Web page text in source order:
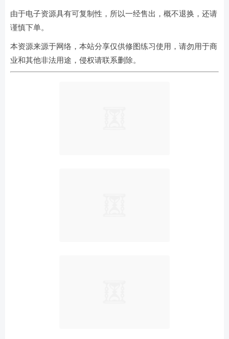
由于电子资源具有可复制性，所以一经售出，概不退换，还请
谨慎下单。
本资源来源于网络，本站分享仅供修图练习使用，请勿用于商
业和其他非法用途，侵权请联系删除。